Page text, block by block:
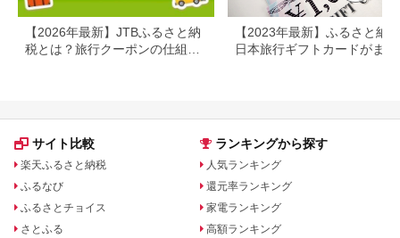
【2026年最新】JTBふるさと納
税とは？旅行クーポンの仕組
【2023年最新】ふるさと納
日本旅行ギフトカードがまだ
サイト比較
楽天ふるさと納税
ふるなび
ふるさとチョイス
さとふる
ランキングから探す
人気ランキング
還元率ランキング
家電ランキング
高額ランキング